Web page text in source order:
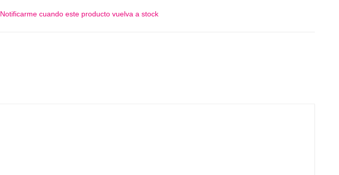
Notificarme cuando este producto vuelva a stock